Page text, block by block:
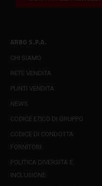
ARBO S.P.A.
CHI SIAMO
RETE VENDITA
PUNTI VENDITA
NEWS
CODICE ETICO DI GRUPPO
CODICE DI CONDOTTA
FORNITORI
POLITICA DIVERSITÀ E
INCLUSIONE